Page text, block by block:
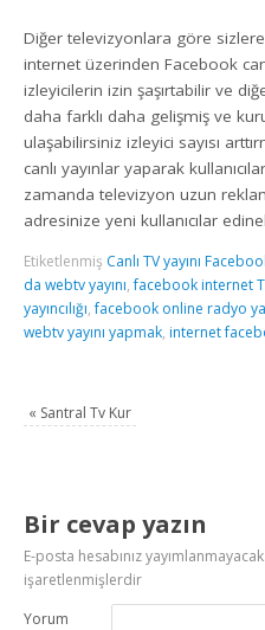
Diğer televizyonlara göre
internet üzerinden Facebook
izleyicilerin izin şaşırtabilir ve
daha farklı daha gelişmiş ve
ulaşabilirsiniz izleyici sayısı
canlı yayınlar yaparak
zamanda televizyon uzun
adresinize yeni kullanıcılar
Etiketlenmiş Canlı TV yayını
da webtv yayını,facebook internet
yayıncılığı,facebook online radyo
webtv yayını yapmak, internet
« Santral Tv Kur
Bir cevap yazın
E-posta hesabınız yayımlanmayacak.
işaretlenmişlerdir
Yorum